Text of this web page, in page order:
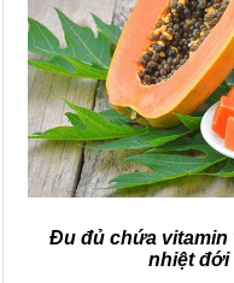
Đu đủ chứa vitamin
nhiệt đới